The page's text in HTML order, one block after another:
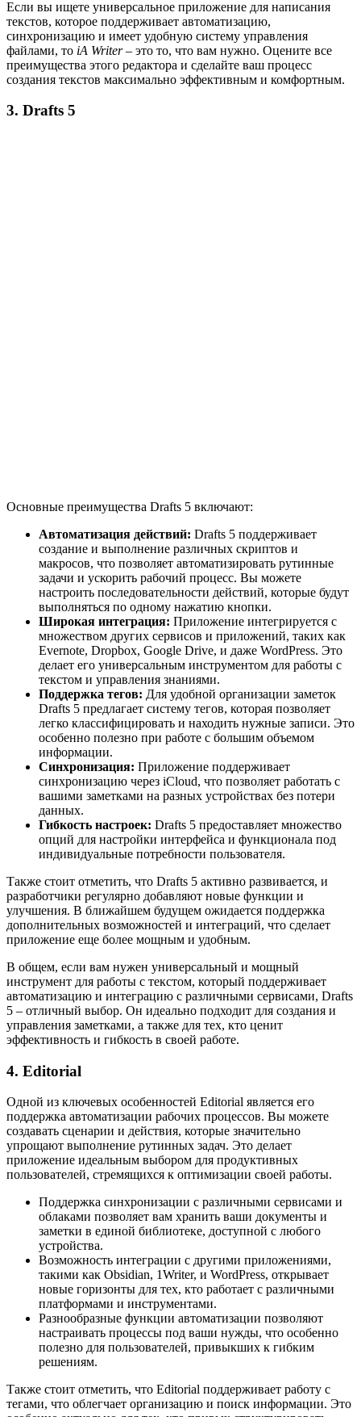
Если вы ищете универсальное приложение для написания
текстов, которое поддерживает автоматизацию,
синхронизацию и имеет удобную систему управления
файлами, то iA Writer– это то, что вам нужно. Оцените все
преимущества этого редактора и сделайте ваш процесс
создания текстов максимально эффективным и комфортным.
3. Drafts 5
Основные преимущества Drafts 5 включают:
Автоматизация действий: Drafts 5 поддерживает
создание и выполнение различных скриптов и
макросов, что позволяет автоматизировать рутинные
задачи и ускорить рабочий процесс. Вы можете
настроить последовательности действий, которые будут
выполняться по одному нажатию кнопки.
Широкая интеграция: Приложение интегрируется с
множеством других сервисов и приложений, таких как
Evernote, Dropbox, Google Drive, и даже WordPress. Это
делает его универсальным инструментом для работы с
текстом и управления знаниями.
Поддержка тегов: Для удобной организации заметок
Drafts 5 предлагает систему тегов, которая позволяет
легко классифицировать и находить нужные записи. Это
особенно полезно при работе с большим объемом
информации.
Синхронизация: Приложение поддерживает
синхронизацию через iCloud, что позволяет работать с
вашими заметками на разных устройствах без потери
данных.
Гибкость настроек: Drafts 5 предоставляет множество
опций для настройки интерфейса и функционала под
индивидуальные потребности пользователя.
Также стоит отметить, что Drafts 5 активно развивается, и
разработчики регулярно добавляют новые функции и
улучшения. В ближайшем будущем ожидается поддержка
дополнительных возможностей и интеграций, что сделает
приложение еще более мощным и удобным.
В общем, если вам нужен универсальный и мощный
инструмент для работы с текстом, который поддерживает
автоматизацию и интеграцию с различными сервисами, Drafts
5 – отличный выбор. Он идеально подходит для создания и
управления заметками, а также для тех, кто ценит
эффективность и гибкость в своей работе.
4. Editorial
Одной из ключевых особенностей Editorial является его
поддержка автоматизации рабочих процессов. Вы можете
создавать сценарии и действия, которые значительно
упрощают выполнение рутинных задач. Это делает
приложение идеальным выбором для продуктивных
пользователей, стремящихся к оптимизации своей работы.
Поддержка синхронизации с различными сервисами и
облаками позволяет вам хранить ваши документы и
заметки в единой библиотеке, доступной с любого
устройства.
Возможность интеграции с другими приложениями,
такими как Obsidian, 1Writer, и WordPress, открывает
новые горизонты для тех, кто работает с различными
платформами и инструментами.
Разнообразные функции автоматизации позволяют
настраивать процессы под ваши нужды, что особенно
полезно для пользователей, привыкших к гибким
решениям.
Также стоит отметить, что Editorial поддерживает работу с
тегами, что облегчает организацию и поиск информации. Это